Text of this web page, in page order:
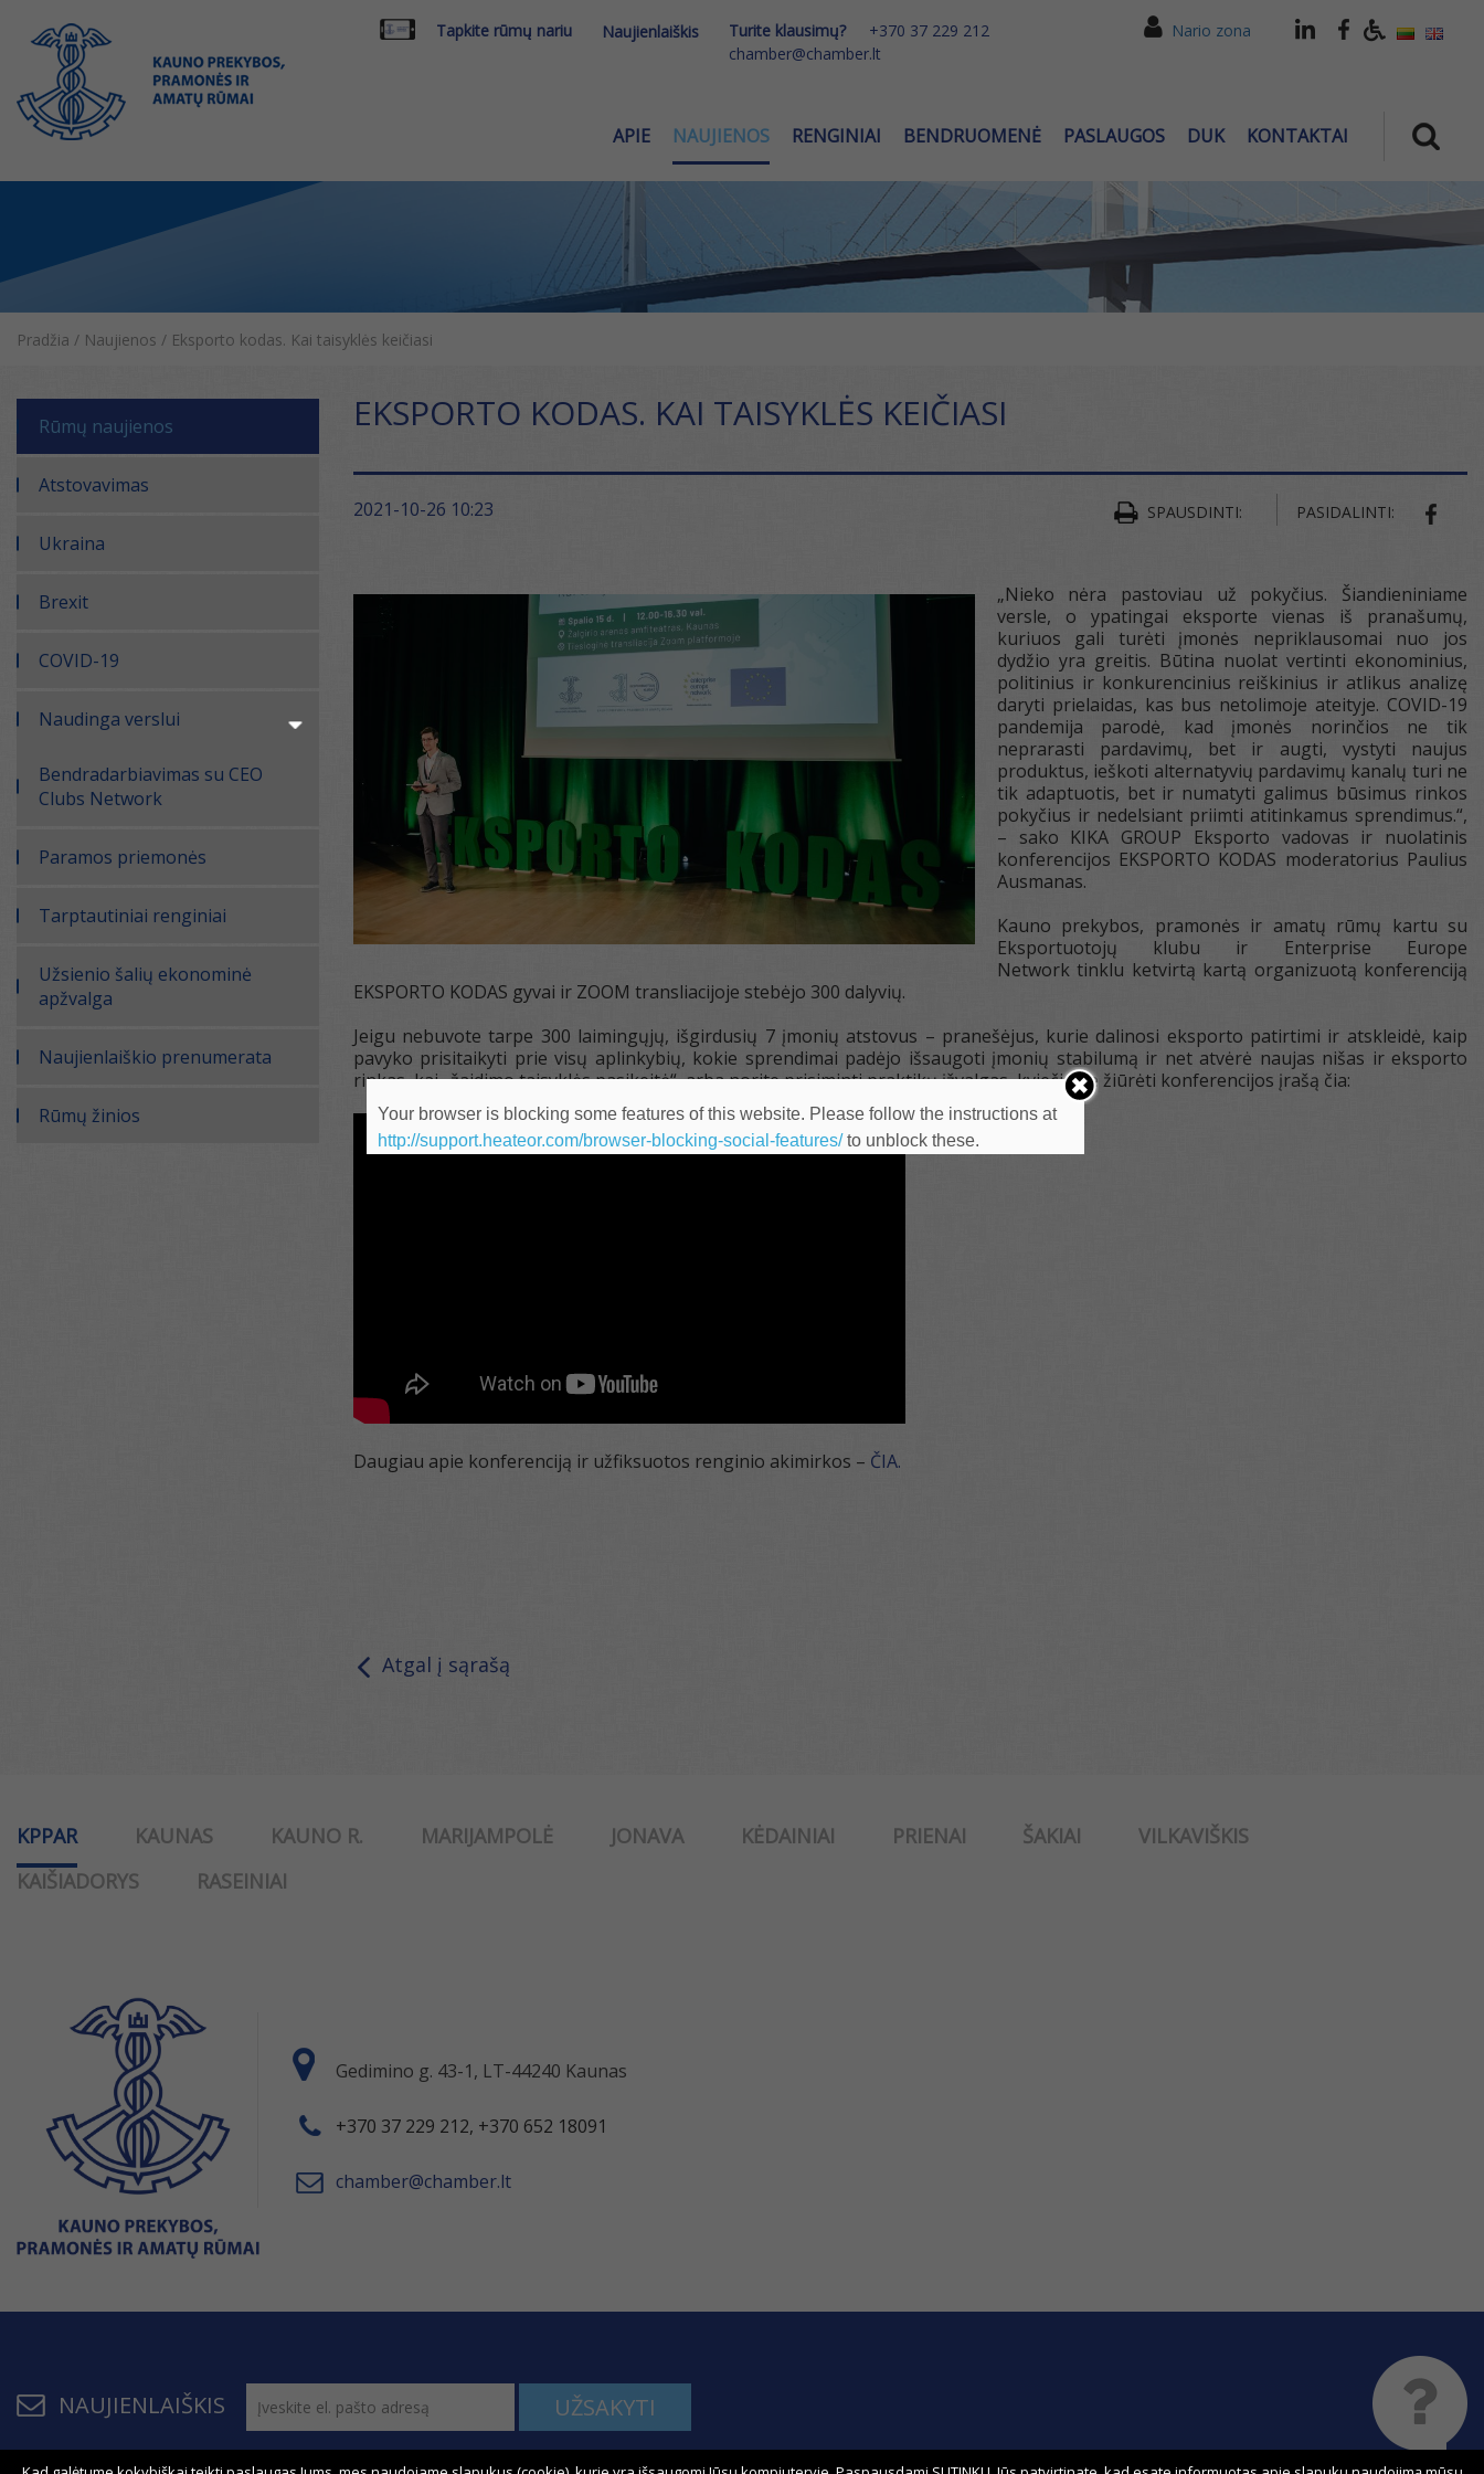
Tapkite rūmų nariu Naujienlaiškis Turite klausimų?
+370 37 229 212
chamber@chamber.lt
Nario zona
APIE NAUJIENOS RENGINIAI BENDRUOMENĖ PASLAUGOS DUK KONTAKTAI
Pradžia / Naujienos / Eksporto kodas. Kai taisyklės keičiasi
Rūmų naujienos
Atstovavimas
Ukraina
Brexit
COVID-19
Naudinga verslui
Bendradarbiavimas su CEO
Clubs Network
Paramos priemonės
Tarptautiniai renginiai
Užsienio šalių ekonominė
apžvalga
Naujienlaiškio prenumerata
Rūmų žinios
EKSPORTO KODAS. KAI TAISYKLĖS KEIČIASI
2021-10-26 10:23 SPAUSDINTI: PASIDALINTI:
„Nieko nėra pastoviau už pokyčius. Šiandieniniame
versle, o ypatingai eksporte vienas iš pranašumų,
kuriuos gali turėti įmonės nepriklausomai nuo jos
dydžio yra greitis. Būtina nuolat vertinti ekonominius,
politinius ir konkurencinius reiškinius ir atlikus analizę
daryti prielaidas, kas bus netolimoje ateityje. COVID-19
pandemija parodė, kad įmonės norinčios ne tik
neprarasti pardavimų, bet ir augti, vystyti naujus
produktus, ieškoti alternatyvių pardavimų kanalų turi ne
tik adaptuotis, bet ir numatyti galimus būsimus rinkos
pokyčius ir nedelsiant priimti atitinkamus sprendimus.“,
– sako KIKA GROUP Eksporto vadovas ir nuolatinis
konferencijos EKSPORTO KODAS moderatorius Paulius
Ausmanas.
Kauno prekybos, pramonės ir amatų rūmų kartu su
Eksportuotojų klubu ir Enterprise Europe
Network tinklu ketvirtą kartą organizuotą konferenciją
EKSPORTO KODAS gyvai ir ZOOM transliacijoje stebėjo 300 dalyvių.
Jeigu nebuvote tarpe 300 laimingųjų, išgirdusių 7 įmonių atstovus – pranešėjus, kurie dalinosi eksporto patirtimi ir atskleidė, kaip
pavyko prisitaikyti prie visų aplinkybių, kokie sprendimai padėjo išsaugoti įmonių stabilumą ir net atvėrė naujas nišas ir eksporto
rinkas, kai „žaidimo taisyklės pasikeitė“, arba norite prisiminti praktikų įžvalgas, kviečiame žiūrėti konferencijos įrašą čia:
Daugiau apie konferenciją ir užfiksuotos renginio akimirkos – ČIA.
Atgal į sąrašą
KPPAR KAUNAS KAUNO R. MARIJAMPOLĖ JONAVA KĖDAINIAI PRIENAI ŠAKIAI
VILKAVIŠKIS
KAIŠIADORYS
RASEINIAI
Gedimino g. 43-1, LT-44240 Kaunas
+370 37 229 212, +370 652 18091
chamber@chamber.lt
NAUJIENLAIŠKIS UŽSAKYTI
Your browser is blocking some features of this website. Please follow the instructions at
http://support.heateor.com/browser-blocking-social-features/to unblock these.